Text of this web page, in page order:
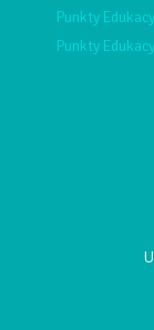
Punkty
Punkty